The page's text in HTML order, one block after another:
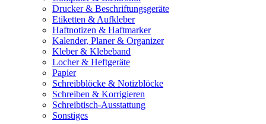
Drucker & Beschriftungsgeräte
Etiketten & Aufkleber
Haftnotizen & Haftmarker
Kalender, Planer & Organizer
Kleber & Klebeband
Locher & Heftgeräte
Papier
Schreibblöcke & Notizblöcke
Schreiben & Korrigieren
Schreibtisch-Ausstattung
Sonstiges